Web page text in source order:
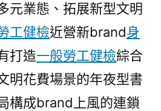
元業態、拓展新型文明
工健檢近營新brand身
打造一般勞工健檢綜合
明花費場景的年夜型書
構成brand上風的連鎖